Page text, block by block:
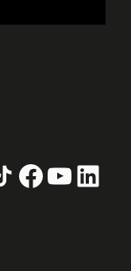
Facebook